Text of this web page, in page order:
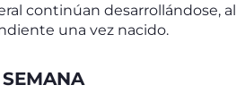
continúan desarrollándose, al
una vez nacido.